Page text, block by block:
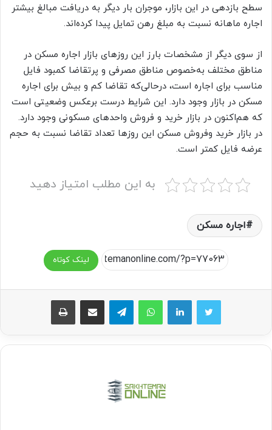
سطح بازدهی در این بازار، موجران بار دیگر به دریافت مبالغ بیشتر
اجاره ماهانه نسبت به مبلغ رهن تمایل پیدا کرده‌اند.
از سوی دیگر از مشخصات بارز این روز‌های بازار اجاره مسکن در
مناطق مختلف به‌خصوص مناطق مصرفی و پرتقاضا کمبود فایل
مناسب برای اجاره است، درحالی‌که تقاضا کم و بیش برای اجاره
مسکن در بازار وجود دارد. این شرایط درست برعکس وضعیتی است
که هم‌اکنون در بازار خرید و فروش واحد‌های مسکونی وجود دارد.
در بازار خرید وفروش مسکن این روز‌ها تعداد تقاضا نسبت به حجم
عرضه فایل کمتر است.
به این مطلب امتیاز دهید
اجاره مسکن
لینک کوتاه
واتس آپ تلگرام اشتراک گذاری از طریق ایمیل چاپ